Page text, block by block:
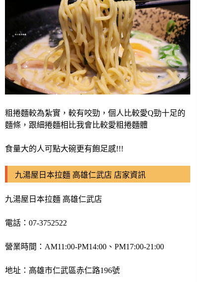
粗捲麵較為紮實，較有咬勁，個人比較愛Q勁十足的
麵條，跟細捲麵相比我會比較愛粗捲麵體
食量大的人可點大碗更有飽足感!!!
九湯屋日本拉麵 高雄仁武店 店家資訊
九湯屋日本拉麵 高雄仁武店
電話： 07-3752522
營業時間：AM11:00-PM14:00、PM17:00-21:00
地址：高雄市仁武區赤仁路196號